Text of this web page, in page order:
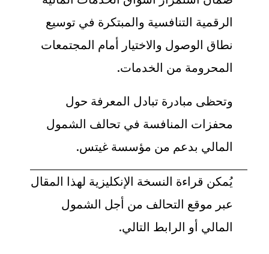
الرقمية التنافسية والمبتكرة في توسيع
نطاق الوصول والاختيار أمام المجتمعات
المحرومة من الخدمات.
وتحظى مبادرة تبادل المعرفة حول
محفزات المنافسة في تحالف الشمول
المالي بدعم منمؤسسة غيتس.
يُمكن قراءة النسخة الإنكليزية لهذا المقال
عبر موقعالتحالف من أجل الشمول
الماليأوالرابط التالي.